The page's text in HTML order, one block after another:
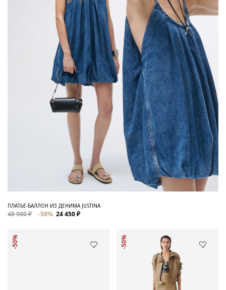
ПЛАТЬЕ-БАЛЛОН ИЗ ДЕНИМА JUSTINA
48 900 ₽ -50% 24 450 ₽
-50% -50%